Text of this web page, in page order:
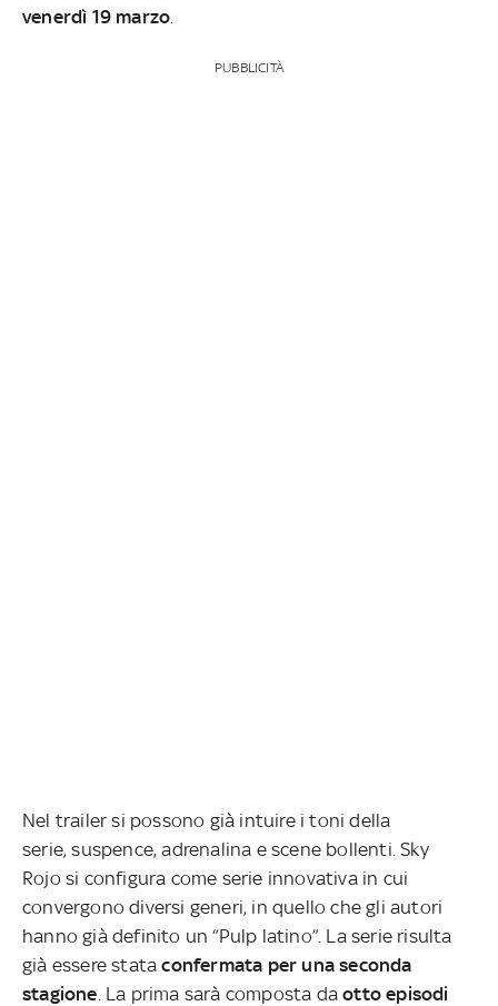
venerdì 19 marzo
PUBBLICITÀ
Nel trailer si possono già intuire i toni della
serie, suspence, adrenalina e scene bollenti. Sky
Rojo si configura come serie innovativa in cui
convergono diversi generi, in quello che gli autori
hanno già definito un “Pulp latino”. La serie risulta
già essere stataconfermata per una seconda
stagione . La prima sarà composta daotto episodi